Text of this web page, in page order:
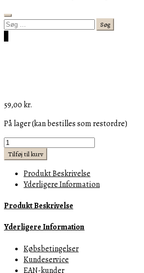
Search
Søg
efter:
59,00kr.
På lager (kan bestilles som restordre)
lille
knage
sort
small
hook
s
Tilføj til kurv
Produkt Beskrivelse
Yderligere Information
Produkt Beskrivelse
Yderligere Information
Købsbetingelser
Kundeservice
EAN-kunder